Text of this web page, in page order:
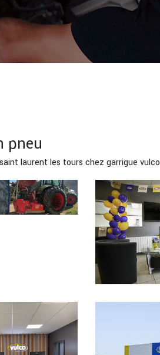
pneu
laurent les tours chez garrigue vulco